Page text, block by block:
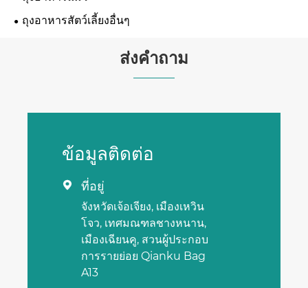
ถุงอาหารสัตว์เลี้ยงอื่นๆ
ส่งคำถาม
ข้อมูลติดต่อ
 ที่อยู่
จังหวัดเจ้อเจียง, เมืองเหวิน
โจว, เทศมณฑลชางหนาน,
เมืองเฉียนคู, สวนผู้ประกอบ
การรายย่อย Qianku Bag
A13